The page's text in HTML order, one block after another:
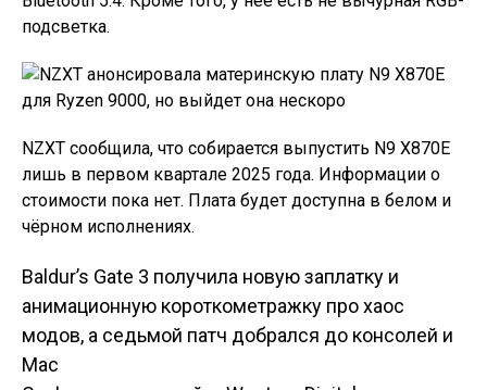
подсветка.
NZXT сообщила, что собирается выпустить N9 X870E
лишь в первом квартале 2025 года. Информации о
стоимости пока нет. Плата будет доступна в белом и
чёрном исполнениях.
Навигация по
записям
Baldur’s Gate 3 получила новую заплатку и
анимационную короткометражку про хаос
модов, а седьмой патч добрался до консолей и
Mac